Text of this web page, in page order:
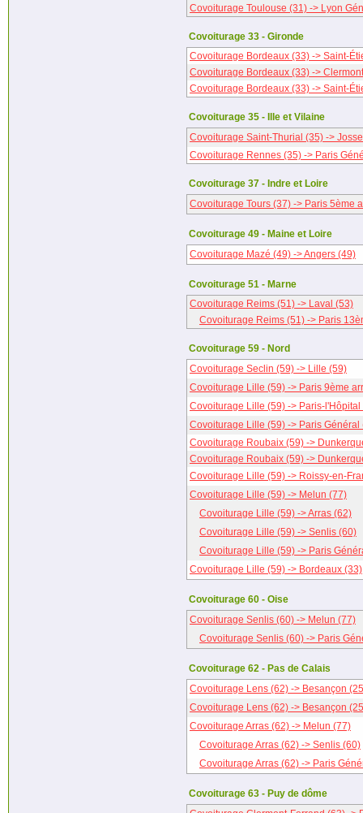
Covoiturage Toulouse (31) -> Lyon
Covoiturage 33 - Gironde
Covoiturage Bordeaux (33) -> Saint-
Covoiturage Bordeaux (33) ->
Covoiturage Bordeaux (33) -> Saint-
Covoiturage 35 - Ille et Vilaine
Covoiturage Saint-Thurial (35) ->
Covoiturage Rennes (35) -> Paris
Covoiturage 37 - Indre et Loire
Covoiturage Tours (37) -> Paris 5ème
Covoiturage 49 - Maine et Loire
Covoiturage Mazé (49) -> Angers (49)
Covoiturage 51 - Marne
Covoiturage Reims (51) -> Laval (53)
Covoiturage Reims (51) -> Paris
Covoiturage 59 - Nord
Covoiturage Seclin (59) -> Lille (59)
Covoiturage Lille (59) -> Paris 9ème
Covoiturage Lille (59) -> Paris-l'Hôpital
Covoiturage Lille (59) -> Paris Général
Covoiturage Roubaix (59) ->
Covoiturage Roubaix (59) ->
Covoiturage Lille (59) -> Roissy-en-
Covoiturage Lille (59) -> Melun (77)
Covoiturage Lille (59) -> Arras (62)
Covoiturage Lille (59) -> Senlis (60)
Covoiturage Lille (59) -> Paris
Covoiturage Lille (59) -> Bordeaux (33)
Covoiturage 60 - Oise
Covoiturage Senlis (60) -> Melun (77)
Covoiturage Senlis (60) -> Paris
Covoiturage 62 - Pas de Calais
Covoiturage Lens (62) -> Besançon
Covoiturage Lens (62) -> Besançon
Covoiturage Arras (62) -> Melun (77)
Covoiturage Arras (62) -> Senlis (60)
Covoiturage Arras (62) -> Paris
Covoiturage 63 - Puy de dôme